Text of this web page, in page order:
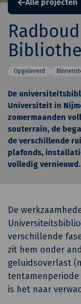
Alle projecten
Opgeleverd
De
Universiteit in
zomermaanden
souterrain, de
de verschillende
plafonds,
volledig vernieuwd.
De
verschillende
zit hem onder
geluidsoverlast
tentamenperiode
is het naar